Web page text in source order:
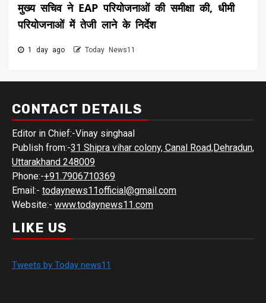
मुख्य सचिव ने EAP परियोजनाओं की समीक्षा की, धीमी
परियोजनाओं में तेजी लाने के निर्देश
1 day ago Today News11
CONTACT DETAILS
Editor in Chief:-Vinay singhaal
Publish from:-31 Shipra vihar colony, Canal Road,Dehradun,
Uttarakhand 248009
Phone:-+91.7906710369
Email:- todaynews11official@gmail.com
Website:- www.todaynews11.com
LIKE US
Tweets by Today news11